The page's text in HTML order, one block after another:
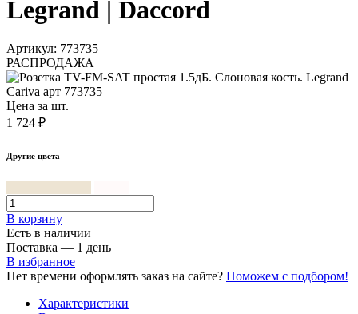
Legrand | Daccord
Артикул: 773735
РАСПРОДАЖА
Цена за шт.
1 724 ₽
Другие цвета
В корзинy
Есть в наличии
Поставка — 1 день
В избранное
Нет времени оформлять заказ на сайте? Поможем с подбором!
Характеристики